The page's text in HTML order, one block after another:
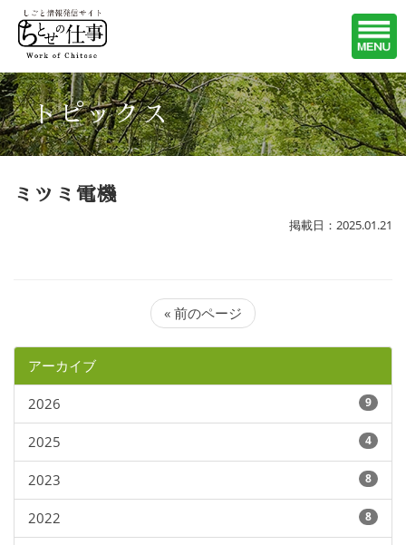
トピックス
ミツミ電機
掲載日：2025.01.21
« 前のページ
アーカイブ
2026 9
2025 4
2023 8
2022 8